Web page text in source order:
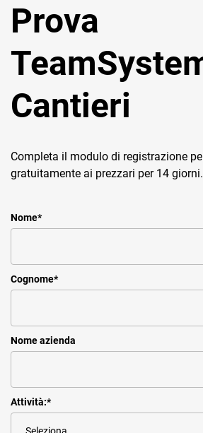
Prova
Cantieri
Completa il modulo di registrazione
gratuitamente ai prezzari per 14 giorni.
Nome*
Cognome*
Nome azienda
Attività:*